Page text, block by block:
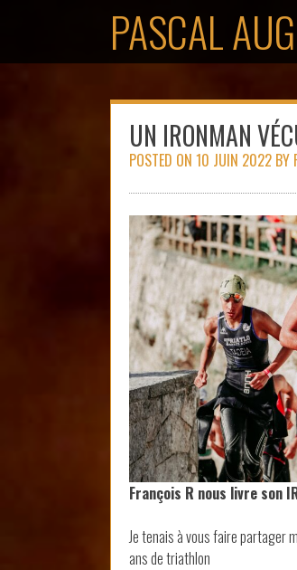
PASCAL
UN IRONMAN
POSTED ON 10 JUIN 2022 BY
François R nous livre son
Je tenais à vous faire partager
ans de triathlon